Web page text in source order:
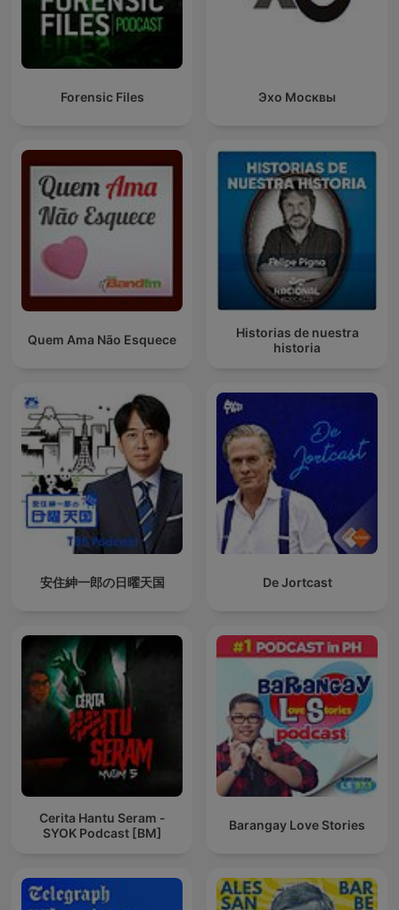
Forensic Files Эхо Москвы
Quem Ama Não Esquece
Historias de nuestra
historia
安住紳一郎の日曜天国 De Jortcast
Cerita Hantu Seram -
SYOK Podcast [BM]
Barangay Love Stories